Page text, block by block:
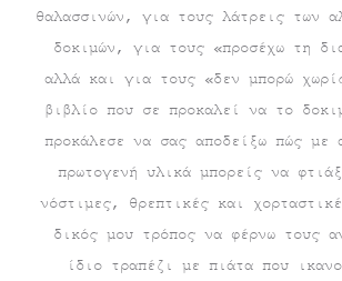
θαλασσινών, για τους λάτρεις των
δοκιμών, για τους «προσέχω τη
αλλά και για τους «δεν μπορώ
βιβλίο που σε προκαλεί να το
προκάλεσε να σας αποδείξω πώς με
πρωτογενή υλικά μπορείς να
νόστιμες, θρεπτικές και
δικός μου τρόπος να φέρνω τους
ίδιο τραπέζι με πιάτα που
€25.50.
είναι:
€22.95.